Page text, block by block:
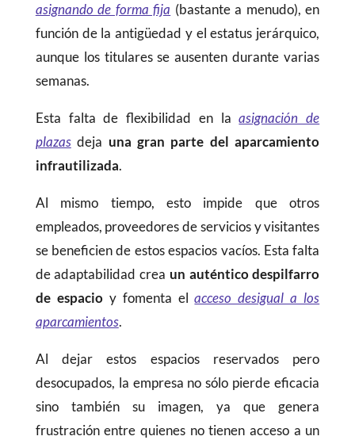
asignando de forma fija (bastante a menudo), en
función de la antigüedad y el estatus jerárquico,
aunque los titulares se ausenten durante varias
semanas.
Esta falta de flexibilidad en laasignación de
plazasdeja una gran parte del aparcamiento
infrautilizada.
Al mismo tiempo, esto impide que otros
empleados, proveedores de servicios y visitantes
se beneficien de estos espacios vacíos. Esta falta
de adaptabilidad crea un auténtico despilfarro
de espacioy fomenta elacceso desigual a los
aparcamientos.
Al dejar estos espacios reservados pero
desocupados, la empresa no sólo pierde eficacia
sino también su imagen, ya que genera
frustración entre quienes no tienen acceso a un